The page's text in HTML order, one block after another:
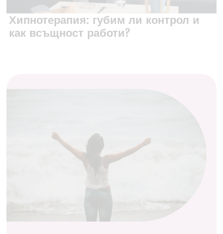
Хипнотерапия: губим ли контрол и
как всъщност работи?